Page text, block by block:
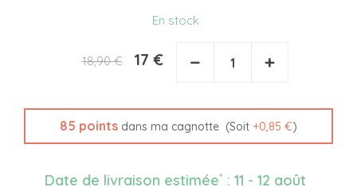
En stock
18,90 € 17 € − +
85 points dans ma cagnotte (Soit +0,85 €)
Date de livraison estimée* : 11 - 12 août